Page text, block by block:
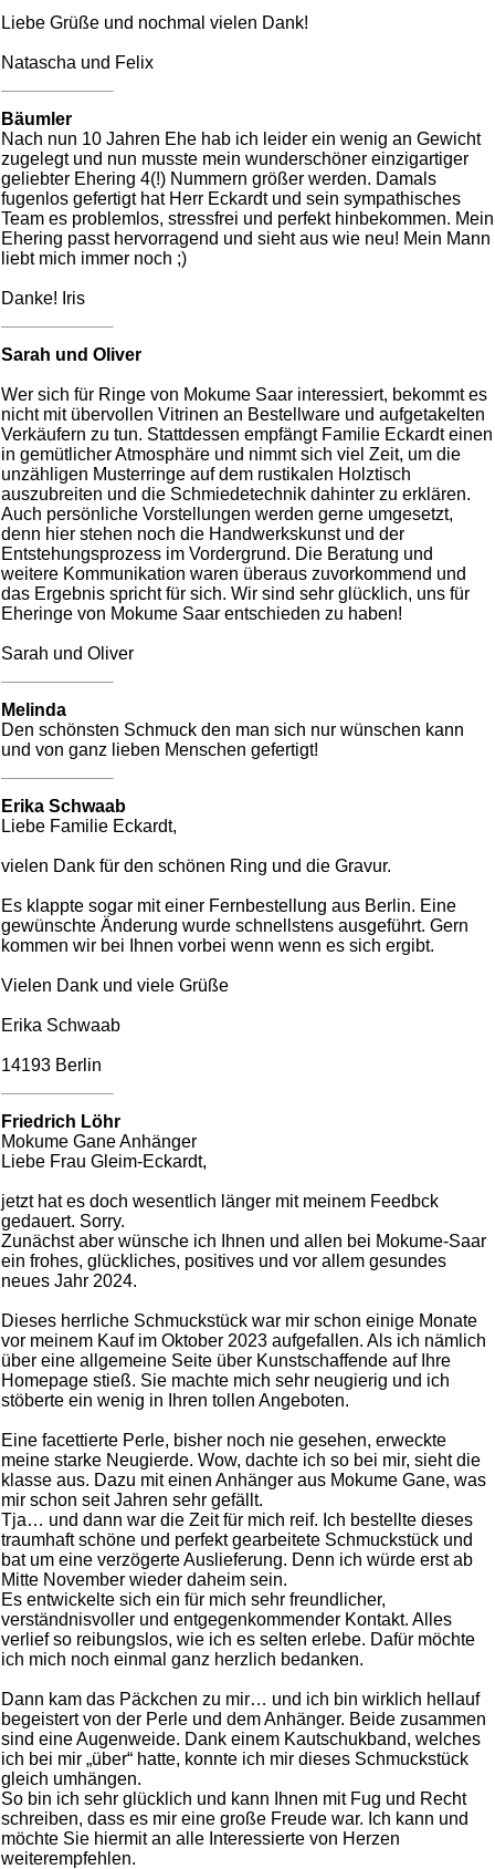
Liebe Grüße und nochmal vielen Dank!
Natascha und Felix
Bäumler
Nach nun 10 Jahren Ehe hab ich leider ein wenig an Gewicht
zugelegt und nun musste mein wunderschöner einzigartiger
geliebter Ehering 4(!) Nummern größer werden. Damals
fugenlos gefertigt hat Herr Eckardt und sein sympathisches
Team es problemlos, stressfrei und perfekt hinbekommen. Mein
Ehering passt hervorragend und sieht aus wie neu! Mein Mann
liebt mich immer noch ;)
Danke! Iris
Sarah und Oliver
Wer sich für Ringe von Mokume Saar interessiert, bekommt es
nicht mit übervollen Vitrinen an Bestellware und aufgetakelten
Verkäufern zu tun. Stattdessen empfängt Familie Eckardt einen
in gemütlicher Atmosphäre und nimmt sich viel Zeit, um die
unzähligen Musterringe auf dem rustikalen Holztisch
auszubreiten und die Schmiedetechnik dahinter zu erklären.
Auch persönliche Vorstellungen werden gerne umgesetzt,
denn hier stehen noch die Handwerkskunst und der
Entstehungsprozess im Vordergrund. Die Beratung und
weitere Kommunikation waren überaus zuvorkommend und
das Ergebnis spricht für sich. Wir sind sehr glücklich, uns für
Eheringe von Mokume Saar entschieden zu haben!
Sarah und Oliver
Melinda
Den schönsten Schmuck den man sich nur wünschen kann
und von ganz lieben Menschen gefertigt!
Erika Schwaab
Liebe Familie Eckardt,
vielen Dank für den schönen Ring und die Gravur.
Es klappte sogar mit einer Fernbestellung aus Berlin. Eine
gewünschte Änderung wurde schnellstens ausgeführt. Gern
kommen wir bei Ihnen vorbei wenn wenn es sich ergibt.
Vielen Dank und viele Grüße
Erika Schwaab
14193 Berlin
Friedrich Löhr
Mokume Gane Anhänger
Liebe Frau Gleim-Eckardt,
jetzt hat es doch wesentlich länger mit meinem Feedbck
gedauert. Sorry.
Zunächst aber wünsche ich Ihnen und allen bei Mokume-Saar
ein frohes, glückliches, positives und vor allem gesundes
neues Jahr 2024.
Dieses herrliche Schmuckstück war mir schon einige Monate
vor meinem Kauf im Oktober 2023 aufgefallen. Als ich nämlich
über eine allgemeine Seite über Kunstschaffende auf Ihre
Homepage stieß. Sie machte mich sehr neugierig und ich
stöberte ein wenig in Ihren tollen Angeboten.
Eine facettierte Perle, bisher noch nie gesehen, erweckte
meine starke Neugierde. Wow, dachte ich so bei mir, sieht die
klasse aus. Dazu mit einen Anhänger aus Mokume Gane, was
mir schon seit Jahren sehr gefällt.
Tja… und dann war die Zeit für mich reif. Ich bestellte dieses
traumhaft schöne und perfekt gearbeitete Schmuckstück und
bat um eine verzögerte Auslieferung. Denn ich würde erst ab
Mitte November wieder daheim sein.
Es entwickelte sich ein für mich sehr freundlicher,
verständnisvoller und entgegenkommender Kontakt. Alles
verlief so reibungslos, wie ich es selten erlebe. Dafür möchte
ich mich noch einmal ganz herzlich bedanken.
Dann kam das Päckchen zu mir… und ich bin wirklich hellauf
begeistert von der Perle und dem Anhänger. Beide zusammen
sind eine Augenweide. Dank einem Kautschukband, welches
ich bei mir „über“ hatte, konnte ich mir dieses Schmuckstück
gleich umhängen.
So bin ich sehr glücklich und kann Ihnen mit Fug und Recht
schreiben, dass es mir eine große Freude war. Ich kann und
möchte Sie hiermit an alle Interessierte von Herzen
weiterempfehlen.